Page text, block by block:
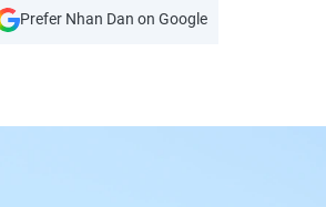
Prefer Nhan Dan on Google